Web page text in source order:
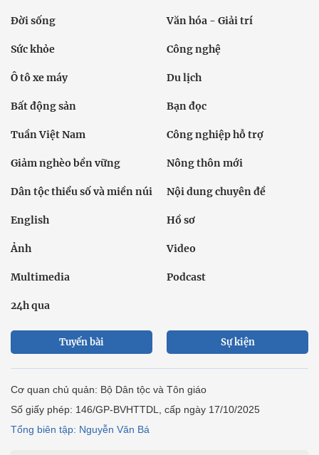
Đời sống Văn hóa - Giải trí
Sức khỏe Công nghệ
Ô tô xe máy Du lịch
Bất động sản Bạn đọc
Tuần Việt Nam Công nghiệp hỗ trợ
Giảm nghèo bền vững Nông thôn mới
Dân tộc thiểu số và miền núi Nội dung chuyên đề
English Hồ sơ
Ảnh Video
Multimedia Podcast
24h qua
Tuyến bài Sự kiện
Cơ quan chủ quản: Bộ Dân tộc và Tôn giáo
Số giấy phép: 146/GP-BVHTTDL, cấp ngày 17/10/2025
Tổng biên tập: Nguyễn Văn Bá